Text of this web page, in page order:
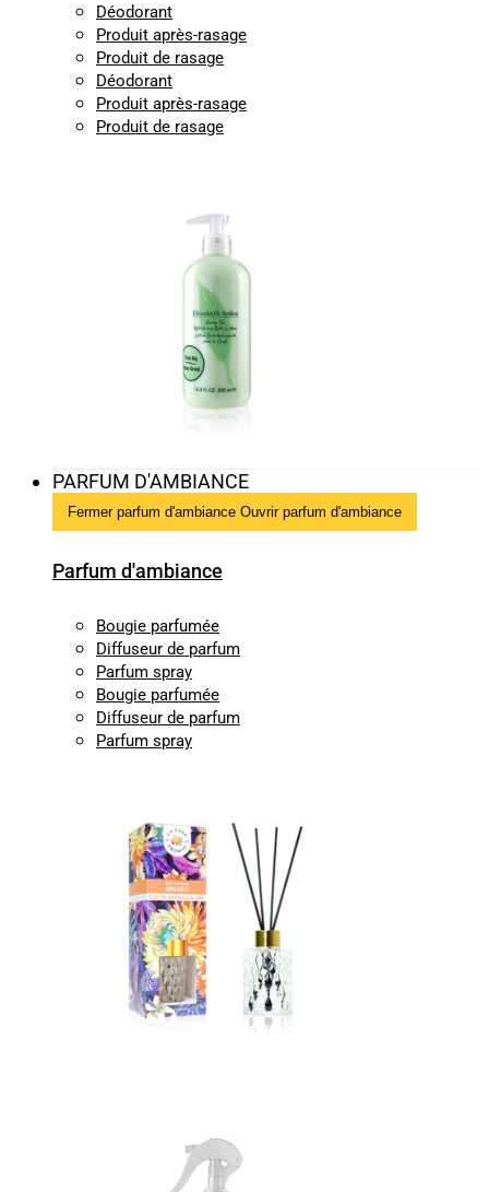
Déodorant
Produit après-rasage
Produit de rasage
Déodorant
Produit après-rasage
Produit de rasage
PARFUM D'AMBIANCE
Fermer parfum d'ambiance Ouvrir parfum d'ambiance
Parfum d'ambiance
Bougie parfumée
Diffuseur de parfum
Parfum spray
Bougie parfumée
Diffuseur de parfum
Parfum spray